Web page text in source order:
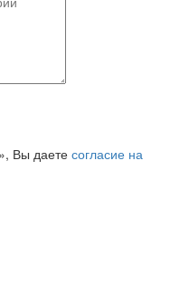
Вы даете согласие на